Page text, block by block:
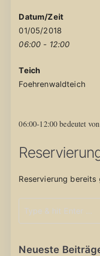
Datum/Zeit
01/05/2018
06:00 - 12:00
Teich
Foehrenwaldteich
06:00-12:00 bedeutet
Reservierung bereits
Neueste